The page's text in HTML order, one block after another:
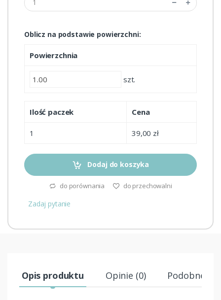
Oblicz na podstawie powierzchni:
Powierzchnia
szt.
Ilość paczek Cena
1 39,00 zł
Dodaj do koszyka
do porównania do przechowalni
Zadaj pytanie
Opis produktu Opinie (0) Podobne